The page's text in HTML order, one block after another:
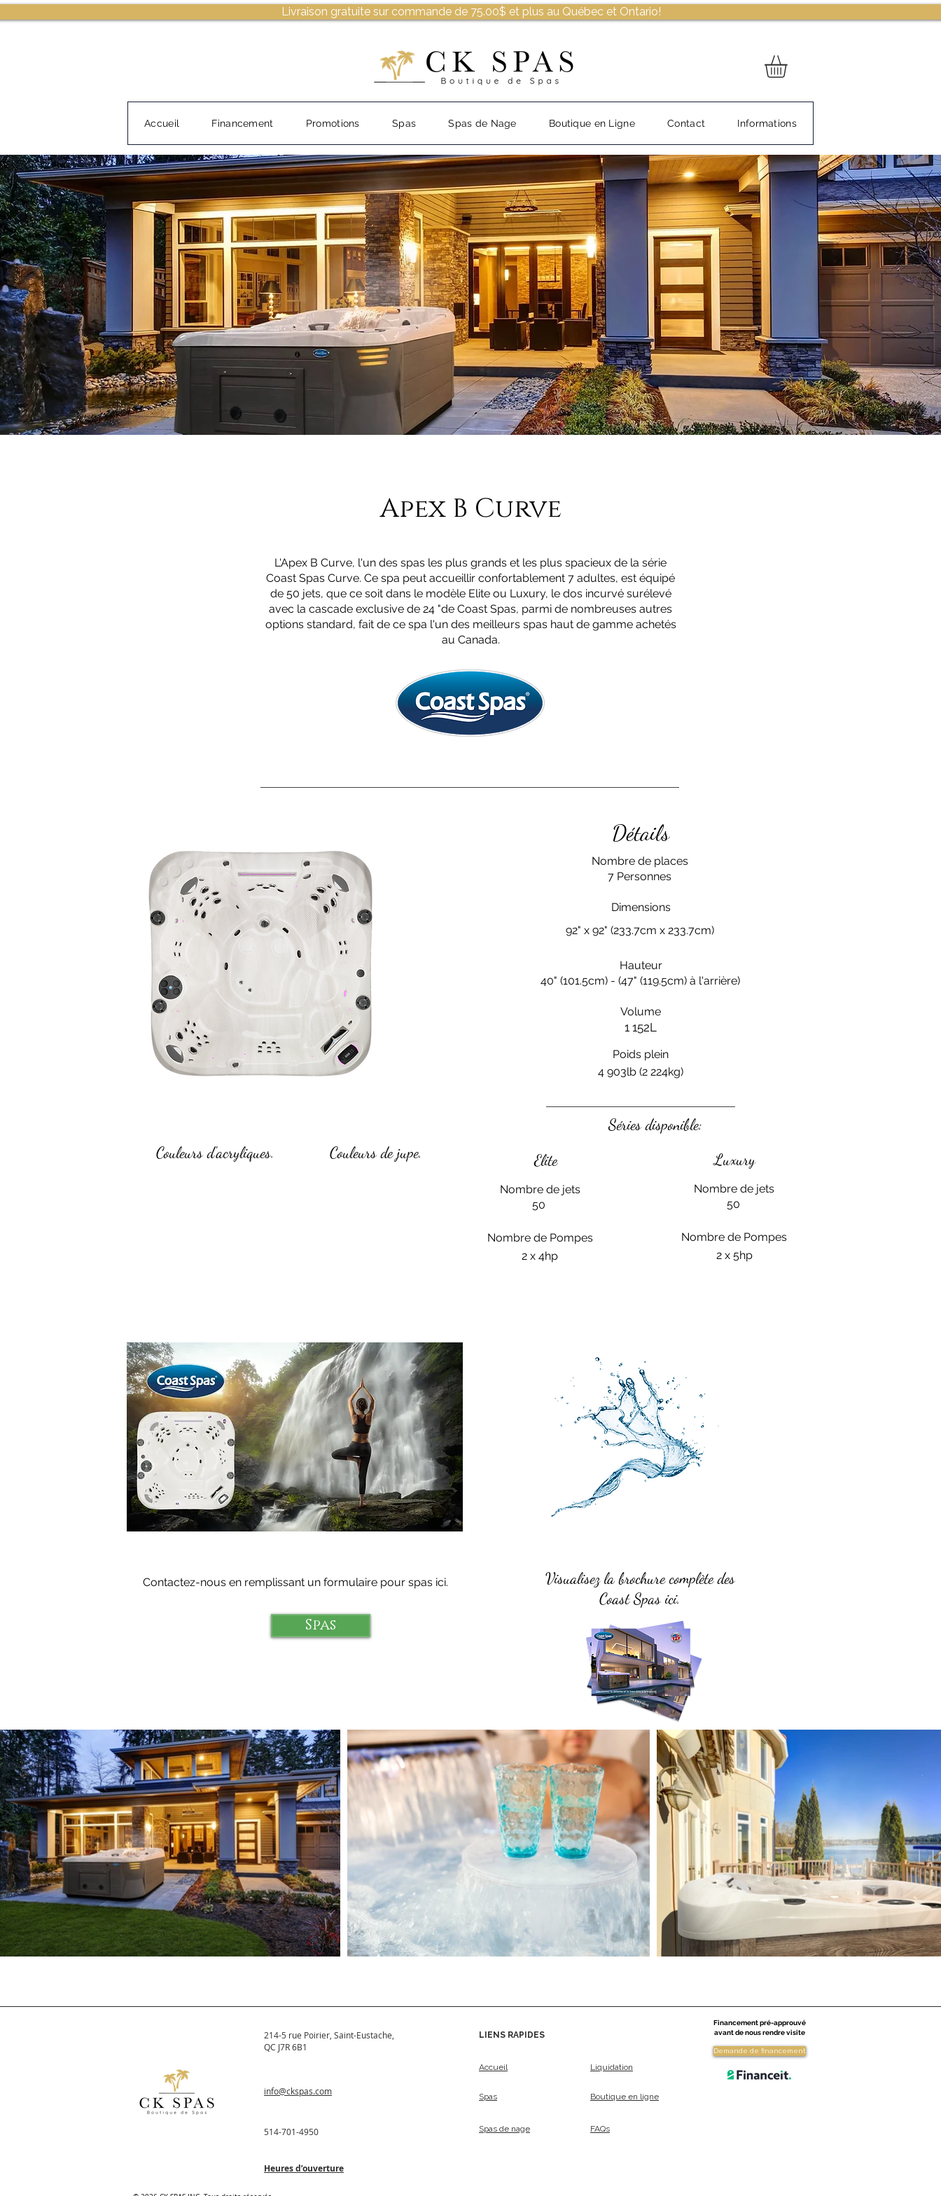
Livraison gratuite sur commande de 75.00$ et plus au Québec et Ontario!
Accueil Financement Promotions Spas Spas de Nage Boutique en Ligne Contact Informations
Apex B Curve
L'Apex B Curve, l'un des spas les plus grands et les plus spacieux de la série
Coast Spas Curve. Ce spa peut accueillir confortablement 7 adultes, est équipé
de 50 jets, que ce soit dans le modèle Elite ou Luxury, le dos incurvé surélevé
avec la cascade exclusive de 24 "de Coast Spas, parmi de nombreuses autres
options standard, fait de ce spa l'un des meilleurs spas haut de gamme achetés
au Canada.
Détails
Nombre de places
7 Personnes
Dimensions
92" x 92" (233.7cm x 233.7cm)
Hauteur
40" (101.5cm) - (47" (119.5cm) à l'arrière)
Volume
1 152L
Poids plein
4 903lb (2 224kg)
Séries disponible:
Couleurs d'acryliques.
Couleurs de jupe.
Contactez-nous en remplissant un formulaire pour spas ici.
Spas
Elite
Nombre de jets
50
Nombre de Pompes
2 x 4hp
Luxury
Nombre de jets
50
Nombre de Pompes
2 x 5hp
Visualisez la brochure complète des
Coast Spas ici.
214-5 rue Poirier, Saint-Eustache,
QC J7R 6B1
info@ckspas.com
514-701-4950
Heures d’ouverture
LIENS RAPIDES
Accueil Liquidation
Financement pré-approuvé
avant de nous rendre visite
Demande de financement
Spas Boutique en ligne
Spas de nage FAQs